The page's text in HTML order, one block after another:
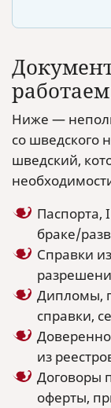
работаем
Ниже —
со шведского
шведский,
Паспорта,
браке/
Справки
Дипломы,
справки,
из
Договоры
оферты,